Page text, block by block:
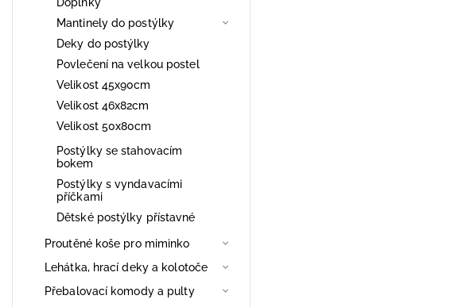
Mantinely do postýlky
Deky do postýlky
Povlečení na velkou postel
Velikost 45x90cm
Velikost 46x82cm
Velikost 50x80cm
Postýlky se stahovacím
bokem
Postýlky s vyndavacími
příčkami
Dětské postýlky přístavné
Proutěné koše pro miminko
Lehátka, hrací deky a kolotoče
Přebalovací komody a pulty